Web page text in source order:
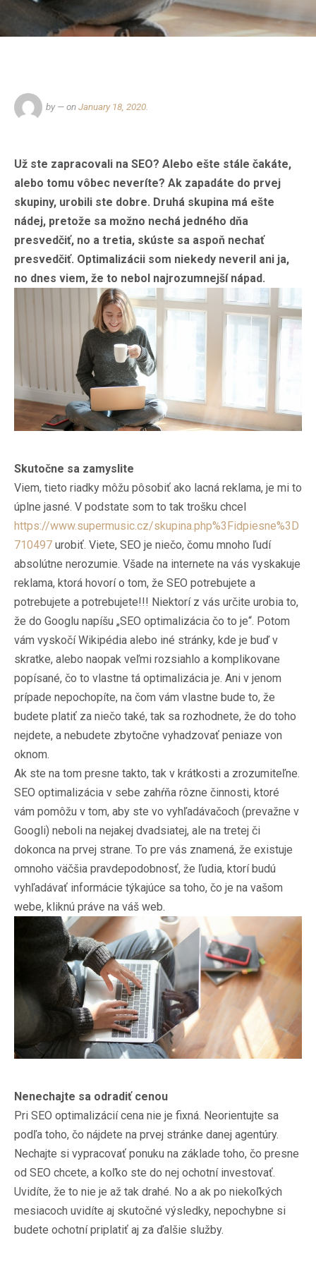
by — on January 18, 2020
Už ste zapracovali na SEO? Alebo ešte stále čakáte,
alebo tomu vôbec neveríte? Ak zapadáte do prvej
skupiny, urobili ste dobre. Druhá skupina má ešte
nádej, pretože sa možno nechá jedného dňa
presvedčiť, no a tretia, skúste sa aspoň nechať
presvedčiť. Optimalizácii som niekedy neveril ani ja,
no dnes viem, že to nebol najrozumnejší nápad.
Skutočne sa zamyslite
Viem, tieto riadky môžu pôsobiť ako lacná reklama, je mi to
úplne jasné. V podstate som to tak trošku chcel
https://www.supermusic.cz/skupina.php%3Fidpiesne%3D
710497 urobiť. Viete, SEO je niečo, čomu mnoho ľudí
absolútne nerozumie. Všade na internete na vás vyskakuje
reklama, ktorá hovorí o tom, že SEO potrebujete a
potrebujete a potrebujete!!! Niektorí z vás určite urobia to,
že do Googlu napíšu „SEO optimalizácia čo to je“. Potom
vám vyskočí Wikipédia alebo iné stránky, kde je buď v
skratke, alebo naopak veľmi rozsiahlo a komplikovane
popísané, čo to vlastne tá optimalizácia je. Ani v jenom
prípade nepochopíte, na čom vám vlastne bude to, že
budete platiť za niečo také, tak sa rozhodnete, že do toho
nejdete, a nebudete zbytočne vyhadzovať peniaze von
oknom.
Ak ste na tom presne takto, tak v krátkosti a zrozumiteľne.
SEO optimalizácia v sebe zahŕňa rôzne činnosti, ktoré
vám pomôžu v tom, aby ste vo vyhľadávačoch (prevažne v
Googli) neboli na nejakej dvadsiatej, ale na tretej či
dokonca na prvej strane. To pre vás znamená, že existuje
omnoho väčšia pravdepodobnosť, že ľudia, ktorí budú
vyhľadávať informácie týkajúce sa toho, čo je na vašom
webe, kliknú práve na váš web.
Nenechajte sa odradiť cenou
Pri SEO optimalizácií cena nie je fixná. Neorientujte sa
podľa toho, čo nájdete na prvej stránke danej agentúry.
Nechajte si vypracovať ponuku na základe toho, čo presne
od SEO chcete, a koľko ste do nej ochotní investovať.
Uvidíte, že to nie je až tak drahé. No a ak po niekoľkých
mesiacoch uvidíte aj skutočné výsledky, nepochybne si
budete ochotní priplatiť aj za ďalšie služby.